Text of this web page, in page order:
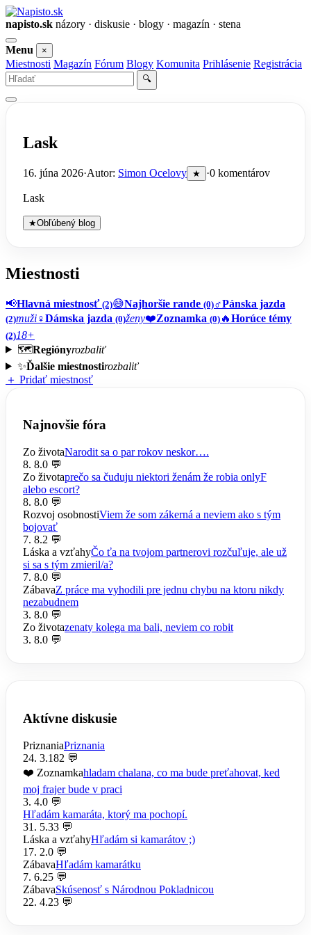
napisto.sk názory · diskusie · blogy · magazín · stena
Otvoriť
menu
Menu ×
Miestnosti Magazín Fórum Blogy Komunita Prihlásenie Registrácia
Vyhľadať
🔍
Lask
16. júna 2026·Autor: Simon Ocelovy ★ ·0 komentárov
Lask
★Obľúbený blog
Miestnosti
📢Hlavná miestnosť (2)😅Najhoršie rande (0)♂️Pánska jazda
(2)muži♀️Dámska jazda (0)ženy❤️Zoznamka (0) 🔥Horúce témy
(2)18+
🗺️Regiónyrozbaliť
✨Ďalšie miestnostirozbaliť
＋ Pridať miestnosť
Najnovšie fóra
Zo životaNarodit sa o par rokov neskor….
8. 8.0 💬
Zo životaprečo sa čuduju niektori ženám že robia onlyF
alebo escort?
8. 8.0 💬
Rozvoj osobnostiViem že som zákerná a neviem ako s tým
bojovať
7. 8.2 💬
Láska a vzťahyČo ťa na tvojom partnerovi rozčuľuje, ale už
si sa s tým zmieril/a?
7. 8.0 💬
ZábavaZ práce ma vyhodili pre jednu chybu na ktoru nikdy
nezabudnem
3. 8.0 💬
Zo životazenaty kolega ma bali, neviem co robit
3. 8.0 💬
Aktívne diskusie
PriznaniaPriznania
24. 3.182 💬
❤️ Zoznamkahladam chalana, co ma bude preťahovat, ked
moj frajer bude v praci
3. 4.0 💬
Hľadám kamaráta, ktorý ma pochopí.
31. 5.33 💬
Láska a vzťahyHľadám si kamarátov ;)
17. 2.0 💬
ZábavaHľadám kamarátku
7. 6.25 💬
ZábavaSkúsenosť s Národnou Pokladnicou
22. 4.23 💬